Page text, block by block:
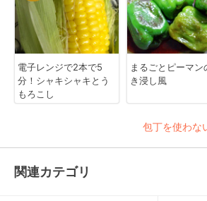
電子レンジで2本で5
分！シャキシャキとう
もろこし
まるごとピーマン
き浸し風
包丁を使わな
関連カテゴリ